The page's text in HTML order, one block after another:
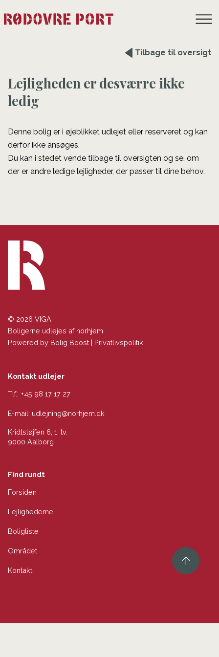
Tilbage til oversigt
Lejligheden er desværre ikke
ledig
Denne bolig er i øjeblikket udlejet eller reserveret og kan
derfor ikke ansøges.
Du kan i stedet vende tilbage til oversigten og se, om
der er andre ledige lejligheder, der passer til dine behov.
© 2026 VIGA
Boligerne udlejes af norhjem
Powered by Bolig Boost | Privatlivspolitik
Kontakt udlejer
Tlf.: +45 98 17 17 27
E-mail: udlejning@norhjem.dk
Kridtsløjfen 6, 1. tv.
9000 Aalborg
Find rundt
Forsiden
Lejlighederne
Boligliste
Området
Kontakt